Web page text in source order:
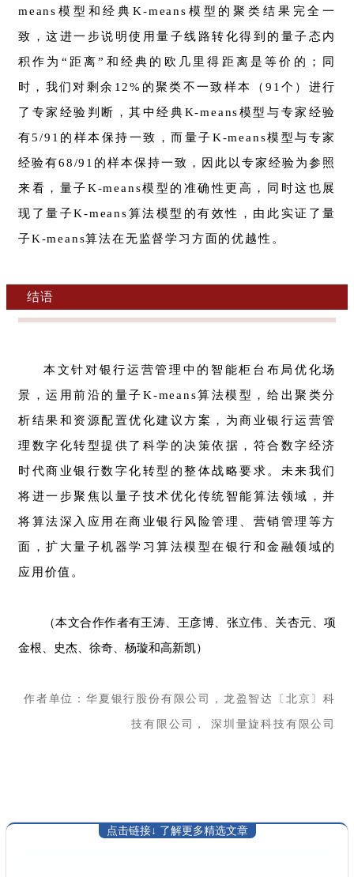
means模型和经典K-means模型的聚类结果完全一
致，这进一步说明使用量子线路转化得到的量子态内
积作为“距离”和经典的欧几里得距离是等价的；同
时，我们对剩余12%的聚类不一致样本（91个）进行
了专家经验判断，其中经典K-means模型与专家经验
有5/91的样本保持一致，而量子K-means模型与专家
经验有68/91的样本保持一致，因此以专家经验为参照
来看，量子K-means模型的准确性更高，同时这也展
现了量子K-means算法模型的有效性，由此实证了量
子K-means算法在无监督学习方面的优越性。
结语
本文针对银行运营管理中的智能柜台布局优化场
景，运用前沿的量子K-means算法模型，给出聚类分
析结果和资源配置优化建议方案，为商业银行运营管
理数字化转型提供了科学的决策依据，符合数字经济
时代商业银行数字化转型的整体战略要求。未来我们
将进一步聚焦以量子技术优化传统智能算法领域，并
将算法深入应用在商业银行风险管理、营销管理等方
面，扩大量子机器学习算法模型在银行和金融领域的
应用价值。
（本文合作作者有王涛、王彦博、张立伟、关杏元、项
金根、史杰、徐奇、杨璇和高新凯）
作者单位：华夏银行股份有限公司，龙盈智达〔北京〕科
技有限公司， 深圳量旋科技有限公司
点击链接↓ 了解更多精选文章